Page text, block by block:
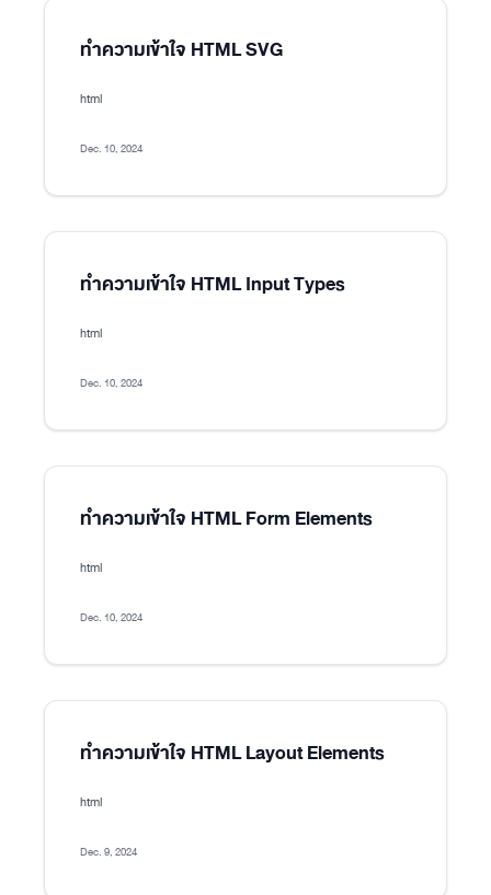
ทำความเข้าใจ HTML SVG
html
Dec. 10, 2024
ทำความเข้าใจ HTML Input Types
html
Dec. 10, 2024
ทำความเข้าใจ HTML Form Elements
html
Dec. 10, 2024
ทำความเข้าใจ HTML Layout Elements
html
Dec. 9, 2024